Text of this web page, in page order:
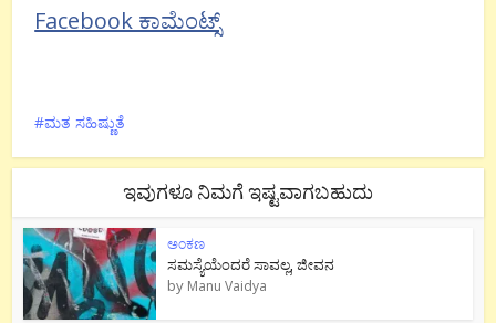
Facebook ಕಾಮೆಂಟ್ಸ್
ಮತ ಸಹಿಷ್ಣುತೆ
ಇವುಗಳೂ ನಿಮಗೆ ಇಷ್ಟವಾಗಬಹುದು
ಅಂಕಣ
ಸಮಸ್ಯೆಯೆಂದರೆ ಸಾವಲ್ಲ, ಜೀವನ
by Manu Vaidya